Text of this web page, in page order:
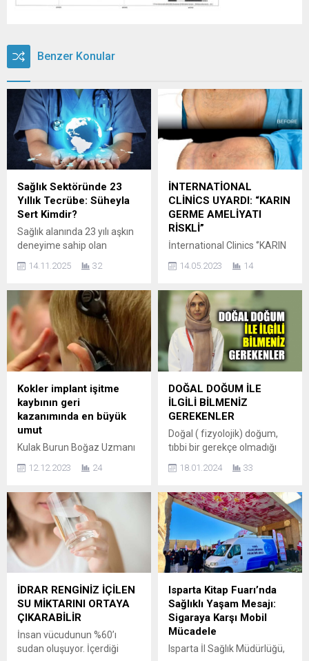
Benzer Konular
Sağlık Sektöründe 23
Yıllık Tecrübe: Süheyla
Sert Kimdir?
Sağlık alanında 23 yılı aşkın
deneyime sahip olan
birimlerinde edindiği uzun
ardından fonksiyonel tıp ve
tamamlayıcı sağlık
yaklaşımlarına yönelerek
danışmanlık hizmetleri
veren bir isim olarak
tanınıyor. Sert, bugün
Antalya’da faaliyet gösteren
bir Rezonans Danışmanlık
Merkezi’nin kurucusu olarak
çalışmalarını sürdürüyor.
Üniversitesi’ne Uzanan
Mesleki...
14.11.2025 32
İNTERNATİONAL
CLİNİCS UYARDI: “KARIN
GERME AMELİYATI
RİSKLİ”
İnternational Clinics ‘’KARIN
detaylarına dikkat çekerek
kişilere tavsiye edilmemeli!
İnternational Clinics kurucu
ortaklarından Op. Dr. Halil
İbrahim Gökçek; ‘’Fazla
kilolardan arınmış, ince bir
karın ve bel yapısı elbette ki
her kadının vazgeçilmez
arzusudur. Yıllar içinde
geçirilen çoklu hamilelikler,
veya değişken...
14.05.2023 14
Kokler implant işitme
kaybının geri
kazanımında en büyük
umut
Kulak Burun Boğaz Uzmanı
işitme kaybının geri dönüşü
olmadığına dikkat çekti
Dünyada yaygın olarak
görülen işitme kaybı, her
yaştan insanın hayatını
etkisi altına alabiliyor.
Türkiye İstatistik
Kurumu’nun verilerine göre,
Türkiye’de 500 bin civarında
işitme kaybı yaşayan birey
bulunuyor. Seviyesi, türü ve
nedeni...
12.12.2023 24
DOĞAL DOĞUM İLE
İLGİLİ BİLMENİZ
GEREKENLER
Doğal ( fizyolojik) doğum,
tıbbi bir gerekçe olmadığı
başlayan, mümkün
edilmeden gerçekleşen,
annenin doğal kasılmaları
beklenerek takip edilen,
bebeklerin doğar doğmaz
anne kucağı ile buluştuğu
doğum olarak tanımlanıyor.
Anneliğe adım atılan bu özel
anda, kadınlar yeni bir
deneyim olan doğum
eylemini
ve endişe durumu ortaya
18.01.2024 33
İDRAR RENGİNİZ İÇİLEN
SU MİKTARINI ORTAYA
ÇIKARABİLİR
İnsan vücudunun %60’ı
sudan oluşuyor. İçerdiği
Isparta Kitap Fuarı’nda
Sağlıklı Yaşam Mesajı:
Sigaraya Karşı Mobil
Mücadele
Isparta İl Sağlık Müdürlüğü,